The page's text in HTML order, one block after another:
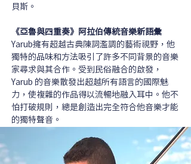
貝斯。
《亞魯與四重奏》阿拉伯傳統音樂新語彙
Yarub擁有超越古典陳詞濫調的藝術視野，他
獨特的品味和方法吸引了許多不同背景的音樂
家尋求與其合作。受到民俗融合的啟發，
Yarub 的音樂散發出超越所有語言的國際魅
力，使複雜的作品得以流暢地融入耳中。他不
怕打破規則，總是創造出完全符合他音樂才能
的獨特聲音。